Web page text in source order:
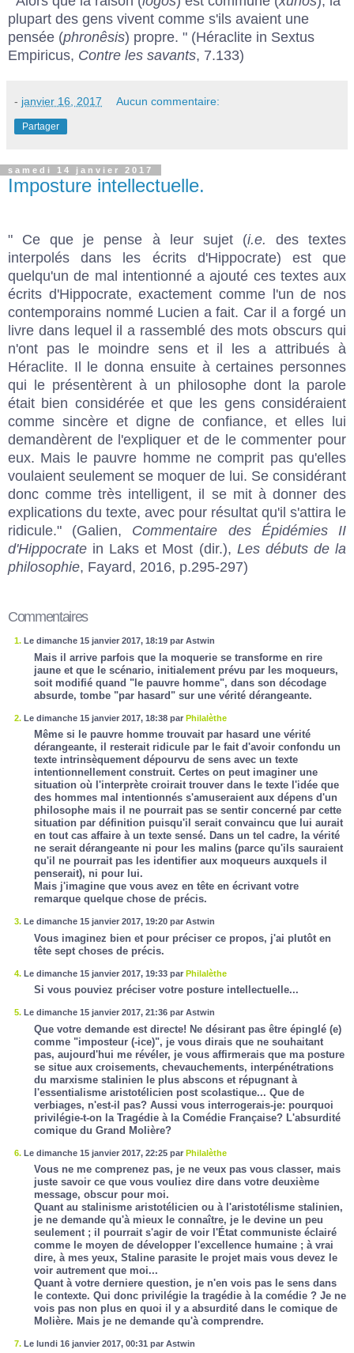
plupart des gens vivent comme s'ils avaient une
pensée (phronêsis) propre. " (Héraclite in Sextus
Empiricus, Contre les savants, 7.133)
- janvier 16, 2017 Aucun commentaire:
Partager
samedi 14 janvier 2017
Imposture intellectuelle.
" Ce que je pense à leur sujet (i.e. des textes
interpolés dans les écrits d'Hippocrate) est que
quelqu'un de mal intentionné a ajouté ces textes aux
écrits d'Hippocrate, exactement comme l'un de nos
contemporains nommé Lucien a fait. Car il a forgé un
livre dans lequel il a rassemblé des mots obscurs qui
n'ont pas le moindre sens et il les a attribués à
Héraclite. Il le donna ensuite à certaines personnes
qui le présentèrent à un philosophe dont la parole
était bien considérée et que les gens considéraient
comme sincère et digne de confiance, et elles lui
demandèrent de l'expliquer et de le commenter pour
eux. Mais le pauvre homme ne comprit pas qu'elles
voulaient seulement se moquer de lui. Se considérant
donc comme très intelligent, il se mit à donner des
explications du texte, avec pour résultat qu'il s'attira le
ridicule." (Galien, Commentaire des Épidémies II
d'Hippocrate in Laks et Most (dir.), Les débuts de la
philosophie, Fayard, 2016, p.295-297)
Commentaires
1. Le dimanche 15 janvier 2017, 18:19 par Astwin
Mais il arrive parfois que la moquerie se transforme en rire
jaune et que le scénario, initialement prévu par les moqueurs,
soit modifié quand "le pauvre homme", dans son décodage
absurde, tombe "par hasard" sur une vérité dérangeante.
2. Le dimanche 15 janvier 2017, 18:38 par Philalèthe
Même si le pauvre homme trouvait par hasard une vérité
dérangeante, il resterait ridicule par le fait d'avoir confondu un
texte intrinsèquement dépourvu de sens avec un texte
intentionnellement construit. Certes on peut imaginer une
situation où l'interprète croirait trouver dans le texte l'idée que
des hommes mal intentionnés s'amuseraient aux dépens d'un
philosophe mais il ne pourrait pas se sentir concerné par cette
situation par définition puisqu'il serait convaincu que lui aurait
en tout cas affaire à un texte sensé. Dans un tel cadre, la vérité
ne serait dérangeante ni pour les malins (parce qu'ils sauraient
qu'il ne pourrait pas les identifier aux moqueurs auxquels il
penserait), ni pour lui.
Mais j'imagine que vous avez en tête en écrivant votre
remarque quelque chose de précis.
3. Le dimanche 15 janvier 2017, 19:20 par Astwin
Vous imaginez bien et pour préciser ce propos, j'ai plutôt en
tête sept choses de précis.
4. Le dimanche 15 janvier 2017, 19:33 par Philalèthe
Si vous pouviez préciser votre posture intellectuelle...
5. Le dimanche 15 janvier 2017, 21:36 par Astwin
Que votre demande est directe! Ne désirant pas être épinglé (e)
comme "imposteur (-ice)", je vous dirais que ne souhaitant
pas, aujourd'hui me révéler, je vous affirmerais que ma posture
se situe aux croisements, chevauchements, interpénétrations
du marxisme stalinien le plus abscons et répugnant à
l'essentialisme aristotélicien post scolastique... Que de
verbiages, n'est-il pas? Aussi vous interrogerais-je: pourquoi
privilégie-t-on la Tragédie à la Comédie Française? L'absurdité
comique du Grand Molière?
6. Le dimanche 15 janvier 2017, 22:25 par Philalèthe
Vous ne me comprenez pas, je ne veux pas vous classer, mais
juste savoir ce que vous vouliez dire dans votre deuxième
message, obscur pour moi.
Quant au stalinisme aristotélicien ou à l'aristotélisme stalinien,
je ne demande qu'à mieux le connaître, je le devine un peu
seulement ; il pourrait s'agir de voir l'État communiste éclairé
comme le moyen de développer l'excellence humaine ; à vrai
dire, à mes yeux, Staline parasite le projet mais vous devez le
voir autrement que moi...
Quant à votre derniere question, je n'en vois pas le sens dans
le contexte. Qui donc privilégie la tragédie à la comédie ? Je ne
vois pas non plus en quoi il y a absurdité dans le comique de
Molière. Mais je ne demande qu'à comprendre.
7. Le lundi 16 janvier 2017, 00:31 par Astwin